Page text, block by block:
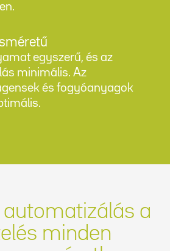
egyszerű, és az
minimális. Az
és fogyóanyagok
automatizálás a
minden